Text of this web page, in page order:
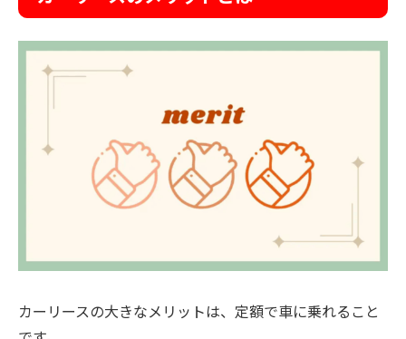
カーリースの大きなメリットは、定額で車に乗れること